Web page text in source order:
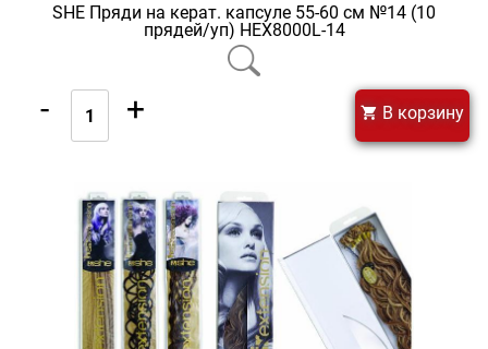
SHE Пряди на керат. капсуле 55-60 см №14 (10
прядей/уп) HEX8000L-14
- + В корзину